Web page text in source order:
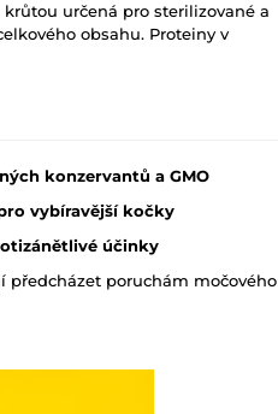
určená pro sterilizované a
obsahu. Proteiny v
konzervantů a GMO
vybíravější kočky
účinky
poruchám močového